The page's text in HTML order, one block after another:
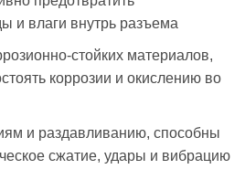
и влаги внутрь разъема
стойких материалов,
коррозии и окислению во
и раздавливанию, способны
сжатие, удары и вибрацию